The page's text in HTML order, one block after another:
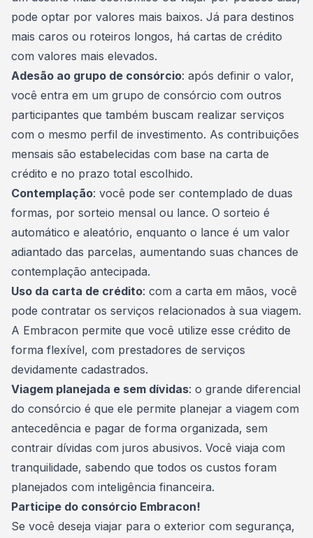
pode optar por valores mais baixos. Já para destinos
mais caros ou roteiros longos, há cartas de crédito
com valores mais elevados.
Adesão ao grupo de consórcio: após definir o valor,
você entra em um grupo de consórcio com outros
participantes que também buscam realizar serviços
com o mesmo perfil de investimento. As contribuições
mensais são estabelecidas com base na carta de
crédito e no prazo total escolhido.
Contemplação: você pode ser contemplado de duas
formas, por sorteio mensal ou lance. O sorteio é
automático e aleatório, enquanto o lance é um valor
adiantado das parcelas, aumentando suas chances de
contemplação antecipada.
Uso da carta de crédito: com a carta em mãos, você
pode contratar os serviços relacionados à sua viagem.
A Embracon permite que você utilize esse crédito de
forma flexível, com prestadores de serviços
devidamente cadastrados.
Viagem planejada e sem dívidas: o grande diferencial
do consórcio é que ele permite planejar a viagem com
antecedência e pagar de forma organizada, sem
contrair dívidas com juros abusivos. Você viaja com
tranquilidade, sabendo que todos os custos foram
planejados com inteligência financeira.
Participe do consórcio Embracon!
Se você deseja viajar para o exterior com segurança,